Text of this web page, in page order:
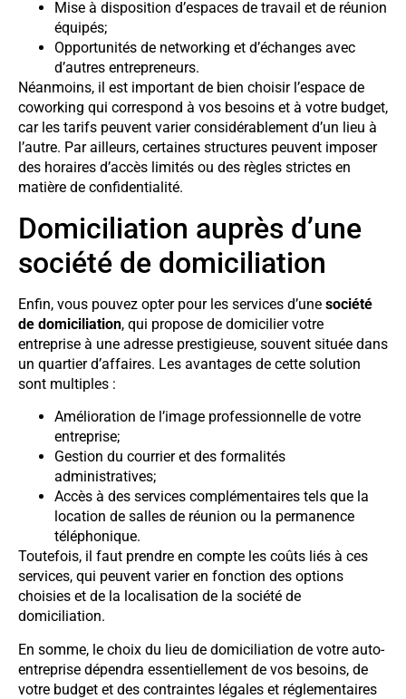
Mise à disposition d’espaces de travail et de réunion
équipés;
Opportunités de networking et d’échanges avec
d’autres entrepreneurs.
Néanmoins, il est important de bien choisir l’espace de
coworking qui correspond à vos besoins et à votre budget,
car les tarifs peuvent varier considérablement d’un lieu à
l’autre. Par ailleurs, certaines structures peuvent imposer
des horaires d’accès limités ou des règles strictes en
matière de confidentialité.
Domiciliation auprès d’une
société de domiciliation
Enfin, vous pouvez opter pour les services d’une société
de domiciliation, qui propose de domicilier votre
entreprise à une adresse prestigieuse, souvent située dans
un quartier d’affaires. Les avantages de cette solution
sont multiples :
Amélioration de l’image professionnelle de votre
entreprise;
Gestion du courrier et des formalités
administratives;
Accès à des services complémentaires tels que la
location de salles de réunion ou la permanence
téléphonique.
Toutefois, il faut prendre en compte les coûts liés à ces
services, qui peuvent varier en fonction des options
choisies et de la localisation de la société de
domiciliation.
En somme, le choix du lieu de domiciliation de votre auto-
entreprise dépendra essentiellement de vos besoins, de
votre budget et des contraintes légales et réglementaires